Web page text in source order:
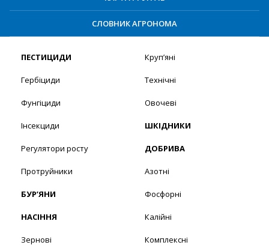
СЛОВНИК АГРОНОМА
ПЕСТИЦИДИ
Гербіциди
Фунгіциди
Інсекциди
Регулятори росту
Протруйники
БУР’ЯНИ
НАСІННЯ
Зернові
Круп’яні
Технічні
Овочеві
ШКІДНИКИ
ДОБРИВА
Азотні
Фосфорні
Калійні
Комплексні